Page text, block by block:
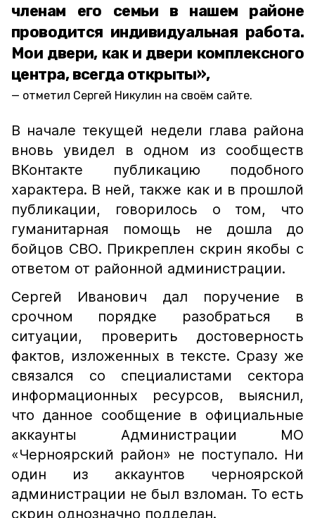
членам его семьи в нашем районе
проводится индивидуальная работа.
Мои двери, как и двери комплексного
центра, всегда открыты»,
отметил Сергей Никулин на своём сайте.
В начале текущей недели глава района
вновь увидел в одном из сообществ
ВКонтакте публикацию подобного
характера. В ней, также как и в прошлой
публикации, говорилось о том, что
гуманитарная помощь не дошла до
бойцов СВО. Прикреплен скрин якобы с
ответом от районной администрации.
Сергей Иванович дал поручение в
срочном порядке разобраться в
ситуации, проверить достоверность
фактов, изложенных в тексте. Сразу же
связался со специалистами сектора
информационных ресурсов, выяснил,
что данное сообщение в официальные
аккаунты Администрации МО
«Черноярский район» не поступало. Ни
один из аккаунтов черноярской
администрации не был взломан. То есть
скрин однозначно подделан.